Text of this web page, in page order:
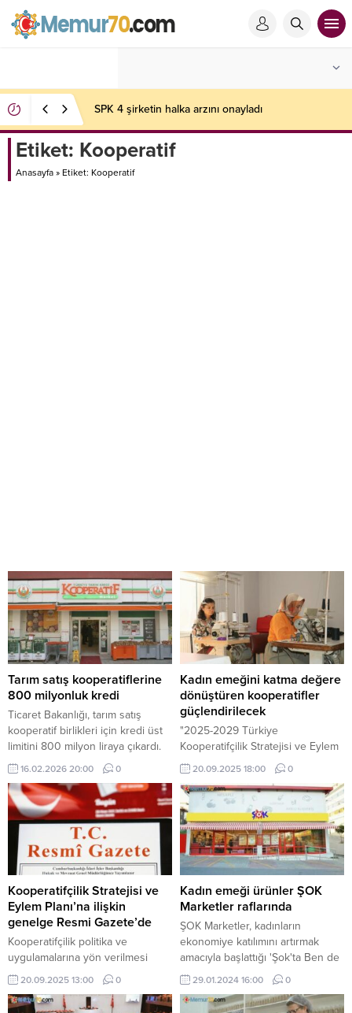
SPK 4 şirketin halka arzını onayladı
Etiket: Kooperatif
Anasayfa » Etiket: Kooperatif
Tarım satış kooperatiflerine
800 milyonluk kredi
Ticaret Bakanlığı, tarım satış
kooperatif birlikleri için kredi üst
limitini 800 milyon liraya çıkardı.
32,8 milyar liralık yeni kredi paketi
bu yıl devreye alınmış ancak kredi
üst limit miktarı açıklanmamıştı.
16.02.2026 20:00 0
Kadın emeğini katma değere
dönüştüren kooperatifler
güçlendirilecek
"2025-2029 Türkiye
Kooperatifçilik Stratejisi ve Eylem
Planı" kapsamında kadın, genç,
yaşlı, engelli bireylerin istihdamını
amaçlayan sosyal kooperatiflerin
sayıları artırılacak.
20.09.2025 18:00 0
Kooperatifçilik Stratejisi ve
Eylem Planı’na ilişkin
genelge Resmi Gazete’de
Kooperatifçilik politika ve
uygulamalarına yön verilmesi
amacıyla hazırlanan 2025-2029
Türkiye Kooperatifçilik Stratejisi
ve Eylem Planı ile kooperatiflerin
20.09.2025 13:00 0
Kadın emeği ürünler ŞOK
Marketler raflarında
ŞOK Marketler, kadınların
ekonomiye katılımını artırmak
amacıyla başlattığı 'Şok'ta Ben de
Varım' projesinin kapsamını
genişletti.
29.01.2024 16:00 0